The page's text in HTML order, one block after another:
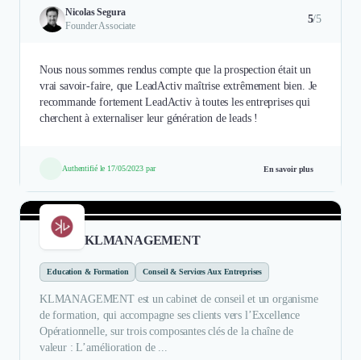
Nicolas Segura
Founder Associate
5/5
Nous nous sommes rendus compte que la prospection était un
vrai savoir-faire, que LeadActiv maîtrise extrêmement bien. Je
recommande fortement LeadActiv à toutes les entreprises qui
cherchent à externaliser leur génération de leads !
Authentifié le 17/05/2023 par En savoir plus
KLMANAGEMENT
Education & Formation Conseil & Services Aux Entreprises
KLMANAGEMENT est un cabinet de conseil et un organisme
de formation, qui accompagne ses clients vers l’Excellence
Opérationnelle, sur trois composantes clés de la chaîne de
valeur : L’amélioration de ...